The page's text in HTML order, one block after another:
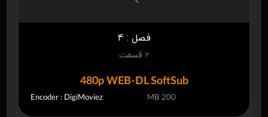
فصل : 4
2 قسمت
480p WEB-DL SoftSub
Encoder : DigiMoviez 200 MB